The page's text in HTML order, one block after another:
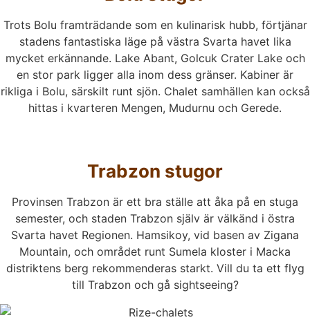
Trots Bolu framträdande som en kulinarisk hubb, förtjänar
stadens fantastiska läge på västra Svarta havet lika
mycket erkännande. Lake Abant, Golcuk Crater Lake och
en stor park ligger alla inom dess gränser. Kabiner är
rikliga i Bolu, särskilt runt sjön. Chalet samhällen kan också
hittas i kvarteren Mengen, Mudurnu och Gerede.
Trabzon stugor
Provinsen Trabzon är ett bra ställe att åka på en stuga
semester, och staden Trabzon själv är välkänd i östra
Svarta havet Regionen. Hamsikoy, vid basen av Zigana
Mountain, och området runt Sumela kloster i Macka
distriktens berg rekommenderas starkt. Vill du ta ett flyg
till Trabzon och gå sightseeing?